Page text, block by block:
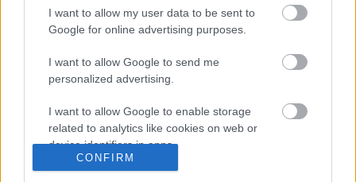
I want to allow my user data to be sent to
Google for online advertising purposes.
I want to allow Google to send me
personalized advertising.
I want to allow Google to enable storage
related to analytics like cookies on web or
device identifiers in apps.
CONFIRM